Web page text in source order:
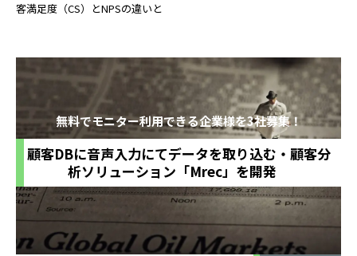
客満足度（CS）とNPSの違いと
無料でモニター利用できる企業様を3社募集！
顧客DBに音声入力にてデータを取り込む・顧客分
析ソリューション「Mrec」を開発